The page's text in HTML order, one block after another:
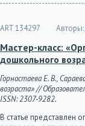
ART 134297 Авторы:
Мастер-класс:
дошкольного
Горностаева Е. В.,
возраста» //
ISSN: 2307-9282.
В статье представлен